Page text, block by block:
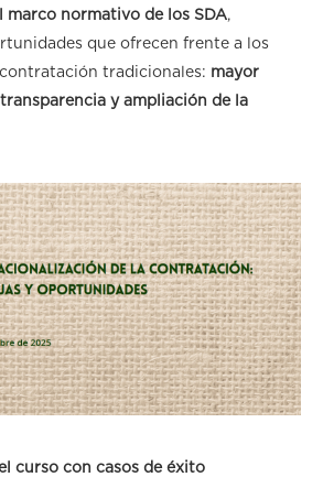
normativo de los SDA,
que ofrecen frente a los
tradicionales: mayor
y ampliación de la
curso con casos de éxito